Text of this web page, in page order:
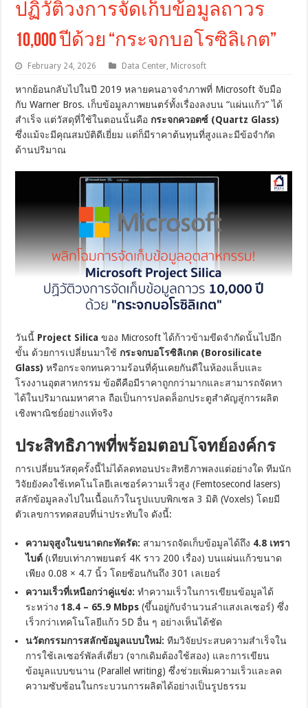
ปฏิวัติวงการจัดเก็บข้อมูลถาวร
10,000 ปีด้วย “กระจกบอโรซิลิเกต”
February 24, 2026 Data Center Microsoft
หากย้อนกลับไปในปี 2019 หลายคนอาจจำภาพที่ Microsoft จับมือ
กับ Warner Bros. เก็บข้อมูลภาพยนตร์ทั้งเรื่องลงบน “แผ่นแก้ว” ได้
สำเร็จ แต่วัสดุที่ใช้ในตอนนั้นคือ กระจกควอตซ์ (Quartz Glass)
ซึ่งแม้จะมีคุณสมบัติดีเยี่ยม แต่ก็มีราคาต้นทุนที่สูงและมีข้อจำกัด
ด้านปริมาณ
วันนี้ Project Silica ของ Microsoft ได้ก้าวข้ามขีดจำกัดนั้นไปอีก
ขั้น ด้วยการเปลี่ยนมาใช้ กระจกบอโรซิลิเกต (Borosilicate
Glass) หรือกระจกทนความร้อนที่คุ้นเคยกันดีในห้องแล็บและ
โรงงานอุตสาหกรรม ข้อดีคือมีราคาถูกกว่ามากและสามารถจัดหา
ได้ในปริมาณมหาศาล ถือเป็นการปลดล็อกประตูสำคัญสู่การผลิต
เชิงพาณิชย์อย่างแท้จริง
ประสิทธิภาพที่พร้อมตอบโจทย์องค์กร
การเปลี่ยนวัสดุครั้งนี้ไม่ได้ลดทอนประสิทธิภาพลงแต่อย่างใด ทีมนัก
วิจัยยังคงใช้เทคโนโลยีเลเซอร์ความเร็วสูง (Femtosecond lasers)
สลักข้อมูลลงไปในเนื้อแก้วในรูปแบบพิกเซล 3 มิติ (Voxels) โดยมี
ตัวเลขการทดสอบที่น่าประทับใจ ดังนี้:
ความจุสูงในขนาดกะทัดรัด: สามารถจัดเก็บข้อมูลได้ถึง 4.8 เทรา
ไบต์ (เทียบเท่าภาพยนตร์ 4K ราว 200 เรื่อง) บนแผ่นแก้วขนาด
เพียง 0.08 × 4.7 นิ้ว โดยซ้อนกันถึง 301 เลเยอร์
ความเร็วที่เหนือกว่าคู่แข่ง: ทำความเร็วในการเขียนข้อมูลได้
ระหว่าง18.4 – 65.9 Mbps (ขึ้นอยู่กับจำนวนลำแสงเลเซอร์) ซึ่ง
เร็วกว่าเทคโนโลยีแก้ว 5D อื่น ๆ อย่างเห็นได้ชัด
นวัตกรรมการสลักข้อมูลแบบใหม่: ทีมวิจัยประสบความสำเร็จใน
การใช้เลเซอร์พัลส์เดี่ยว (จากเดิมต้องใช้สอง) และการเขียน
ข้อมูลแบบขนาน (Parallel writing) ซึ่งช่วยเพิ่มความเร็วและลด
ความซับซ้อนในกระบวนการผลิตได้อย่างเป็นรูปธรรม